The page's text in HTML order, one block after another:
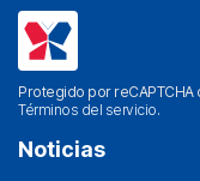
Protegido por reCAPTCHA
Términos del servicio.
Noticias